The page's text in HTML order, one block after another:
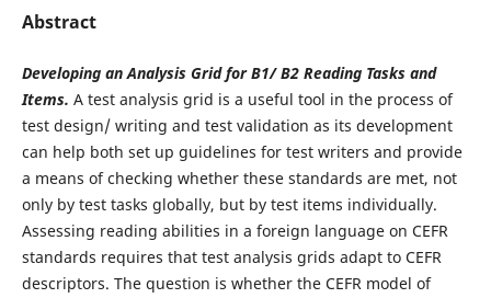
Abstract
Developing an Analysis Grid for B1/ B2 Reading Tasks and
Items. A test analysis grid is a useful tool in the process of
test design/ writing and test validation as its development
can help both set up guidelines for test writers and provide
a means of checking whether these standards are met, not
only by test tasks globally, but by test items individually.
Assessing reading abilities in a foreign language on CEFR
standards requires that test analysis grids adapt to CEFR
descriptors. The question is whether the CEFR model of